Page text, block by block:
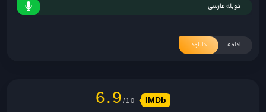
دوبله فارسی
ادامه دانلود
6.9 IMDb